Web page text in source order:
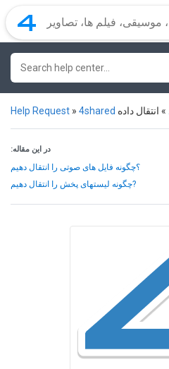
Help Request » » انتقال داده
:در این مقاله
؟چگونه فایل های صوتی را انتقال دهیم
چگونه لیستهای پخش را انتقال دهیم?